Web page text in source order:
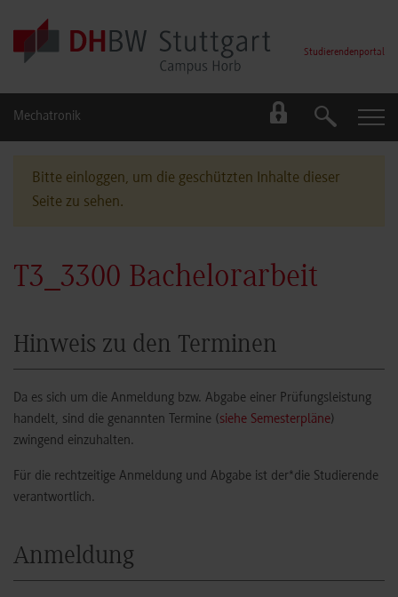
Skip to main content
Studierendenportal
Mechatronik Suche
Bitte einloggen, um die geschützten Inhalte dieser
Seite zu sehen.
T3_3300 Bachelorarbeit
Hinweis zu den Terminen
Da es sich um die Anmeldung bzw. Abgabe einer Prüfungsleistung
handelt, sind die genannten Termine (siehe Semesterpläne)
zwingend einzuhalten.
Für die rechtzeitige Anmeldung und Abgabe ist der*die Studierende
verantwortlich.
Anmeldung